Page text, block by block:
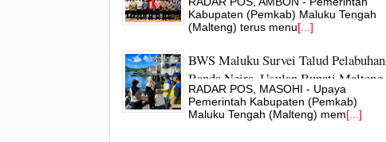
Unpatti
Kabupaten (Pemkab) Maluku Tengah
(Malteng) terus menu[...]
BWS Maluku Survei Talud Pelabuhan
Banda Neira, Usulan Bupati Malteng
Ditindaklanjuti
RADAR POS, MASOHI - Upaya
Pemerintah Kabupaten (Pemkab)
Maluku Tengah (Malteng) mem[...]